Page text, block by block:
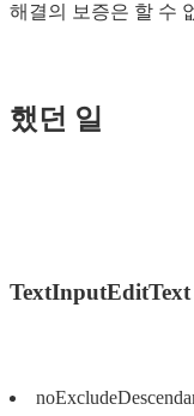
해결의 보증은 할 수
했던 일
TextInputEditText